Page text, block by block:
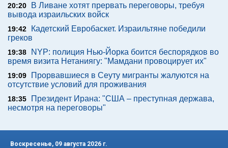
20:20
В Ливане хотят прервать переговоры, требуя
вывода израильских войск
19:42
Кадетский Евробаскет. Израильтяне победили
греков
19:38
NYP: полиция Нью-Йорка боится беспорядков во
время визита Нетаниягу: "Мамдани провоцирует их"
19:09
Прорвавшиеся в Сеуту мигранты жалуются на
отсутствие условий для проживания
18:35
Президент Ирана: "США – преступная держава,
несмотря на переговоры"
Воскресенье, 09 августа 2026 г.